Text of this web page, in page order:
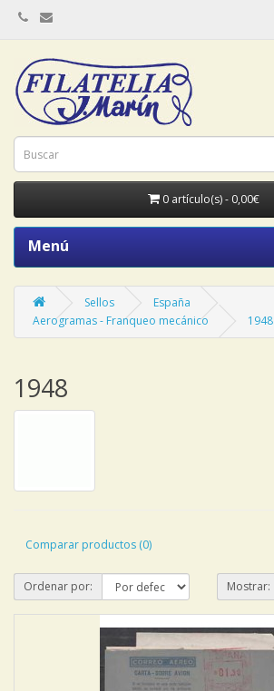
0 artículo(s) - 0,00€
Menú
Sellos
España
Aerogramas - Franqueo mecánico
1948
1948
Comparar productos (0)
Ordenar por: Mostrar: